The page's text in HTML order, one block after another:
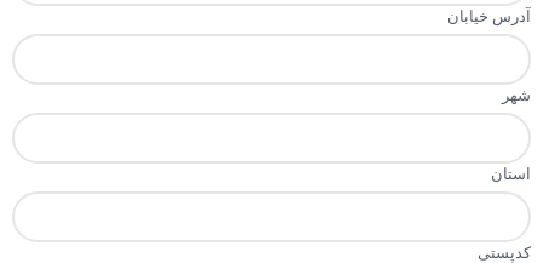
آدرس خیابان
شهر
استان
کدپستی